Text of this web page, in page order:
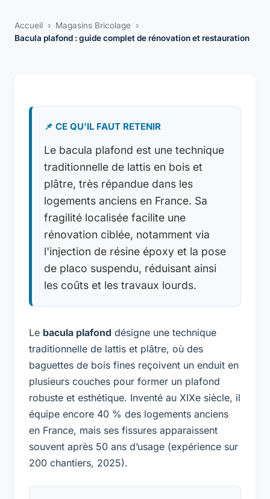
Accueil › Magasins Bricolage ›
Bacula plafond : guide complet de rénovation et restauration
📌 CE QU'IL FAUT RETENIR
Le bacula plafond est une technique
traditionnelle de lattis en bois et
plâtre, très répandue dans les
logements anciens en France. Sa
fragilité localisée facilite une
rénovation ciblée, notamment via
l'injection de résine époxy et la pose
de placo suspendu, réduisant ainsi
les coûts et les travaux lourds.
Le bacula plafond désigne une technique
traditionnelle de lattis et plâtre, où des
baguettes de bois fines reçoivent un enduit en
plusieurs couches pour former un plafond
robuste et esthétique. Inventé au XIXe siècle, il
équipe encore 40 % des logements anciens
en France, mais ses fissures apparaissent
souvent après 50 ans d’usage (expérience sur
200 chantiers, 2025).